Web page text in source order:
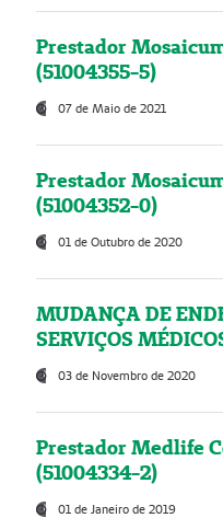
Prestador
(51004355-5)
07 de Maio de 2021
Prestador
(51004352-0)
01 de Outubro de 2020
MUDANÇA DE
SERVIÇOS
03 de Novembro de 2020
Prestador Medlife
(51004334-2)
01 de Janeiro de 2019